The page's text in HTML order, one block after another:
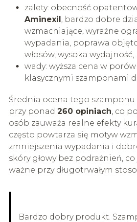
zalety: obecność
Aminexil , bardzo dobre
wzmacniające, wyraźne
wypadania, poprawa
włosów, wysoka wydajność,
wady: wyższa cena w
klasycznymi szamponami
Średnia ocena tego szamponu
przy ponad 260 opiniach , co
osób zauważa realne efekty
często powtarza się motyw
zmniejszenia wypadania i
skóry głowy bez podrażnień,
ważne przy długotrwałym
Bardzo dobry produkt.